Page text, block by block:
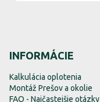
INFORMÁCIE
Kalkulácia oplotenia
Montáž Prešov a okolie
FAQ - Najčastejšie otázky